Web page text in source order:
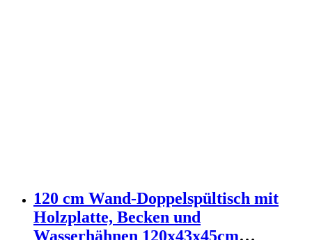
120 cm Wand-Doppelspültisch mit
Holzplatte, Becken und
Wasserhähnen 120x43x45cm